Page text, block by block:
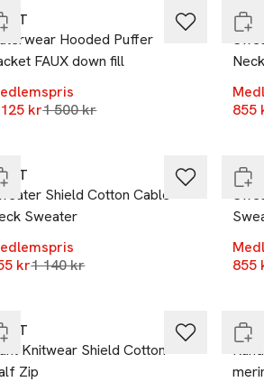
Hooded Puffer
FAUX down fill
krLägsta pris 30 dagar
1 500 kr
855
Shield Cotton Cable
Sweater
krLägsta pris 30 dagar
1 140 kr
-
855
Knitwear Shield Cotton
Zip
-